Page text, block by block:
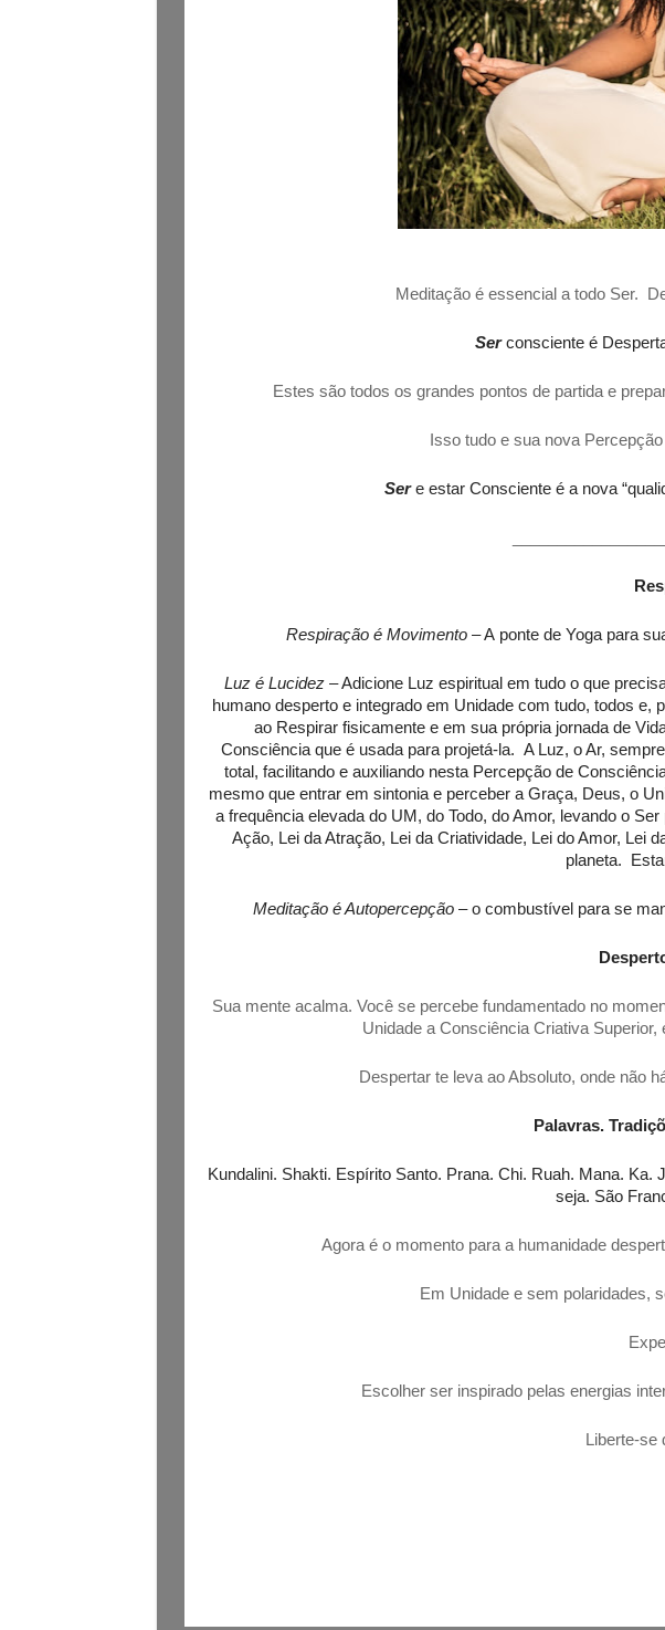
Meditação é essencial a todo Ser.
Serconsciente é
Estes são todos os grandes pontos de partida e
Isso tudo e sua nova
Sere estar Consciente é a nova
Respiração é Movimento– A ponte de Yoga para
Luz é Lucidez– Adicione Luz espiritual em tudo o que
humano desperto e integrado em Unidade com tudo, todos
ao Respirar fisicamente e em sua própria jornada de
Consciência que é usada para projetá-la. A Luz, o Ar,
total, facilitando e auxiliando nesta Percepção de
mesmo que entrar em sintonia e perceber a Graça, Deus, o
a frequência elevada do UM, do Todo, do Amor, levando o
Ação, Lei da Atração, Lei da Criatividade, Lei do Amor, Lei
planeta.
Meditação é Autopercepção – o combustível para se
Sua mente acalma. Você se percebe fundamentado no
Unidade a Consciência Criativa
Despertar te leva ao Absoluto, onde não
Palavras.
Kundalini. Shakti. Espírito Santo. Prana. Chi. Ruah. Mana. Ka.
seja. São
Agora é o momento para a humanidade
Em Unidade e sem polaridades,
Escolher ser inspirado pelas energias
Liberte-se